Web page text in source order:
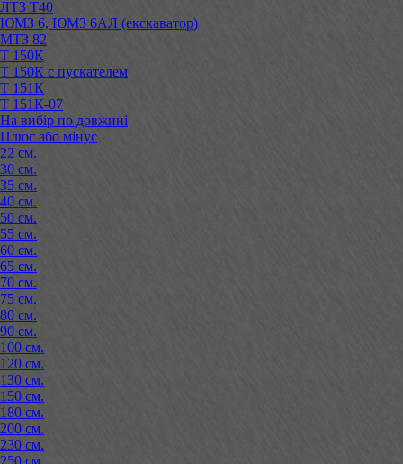
ЛТЗ Т40
ЮМЗ 6, ЮМЗ 6АЛ (екскаватор)
МТЗ 82
Т 150К
Т 150К с пускателем
Т 151К
Т 151К-07
На вибір по довжині
Плюс або мінус
22 см.
30 см.
35 см.
40 см.
50 см.
55 см.
60 см.
65 см.
70 см.
75 см.
80 см.
90 см.
100 см.
120 см.
130 см.
150 см.
180 см.
200 см.
230 см.
250 см.